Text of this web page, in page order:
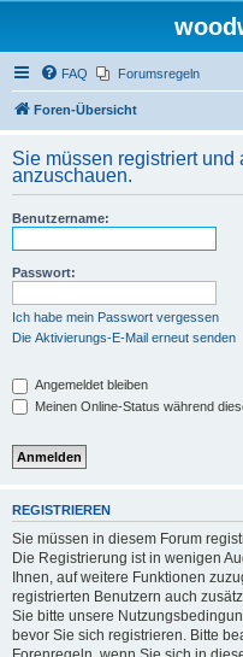
FAQ Forumsregeln
Foren-Übersicht
Sie müssen registriert
anzuschauen.
Benutzername:
Passwort:
Ich habe mein Passwort vergessen
Die Aktivierungs-E-Mail erneut senden
Angemeldet bleiben
Meinen Online-Status während
REGISTRIEREN
Sie müssen in diesem Forum
Die Registrierung ist in wenigen
Ihnen, auf weitere Funktionen
registrierten Benutzern auch
Sie bitte unsere
bevor Sie sich registrieren. Bitte